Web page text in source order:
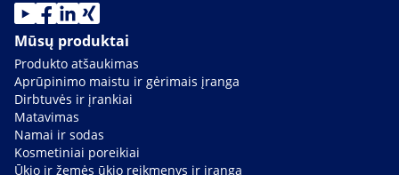
Mūsų produktai
Produkto atšaukimas
Aprūpinimo maistu ir gėrimais įranga
Dirbtuvės ir įrankiai
Matavimas
Namai ir sodas
Kosmetiniai poreikiai
Ūkio ir žemės ūkio reikmenys ir įranga